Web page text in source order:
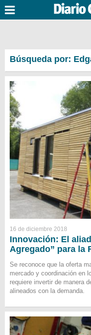
Búsqueda por:
16 de diciembre 2018
Innovación: El
Agregado” para la
Se reconoce que la oferta
mercado y coordinación en
requiere invertir de manera
alineados con la demanda.